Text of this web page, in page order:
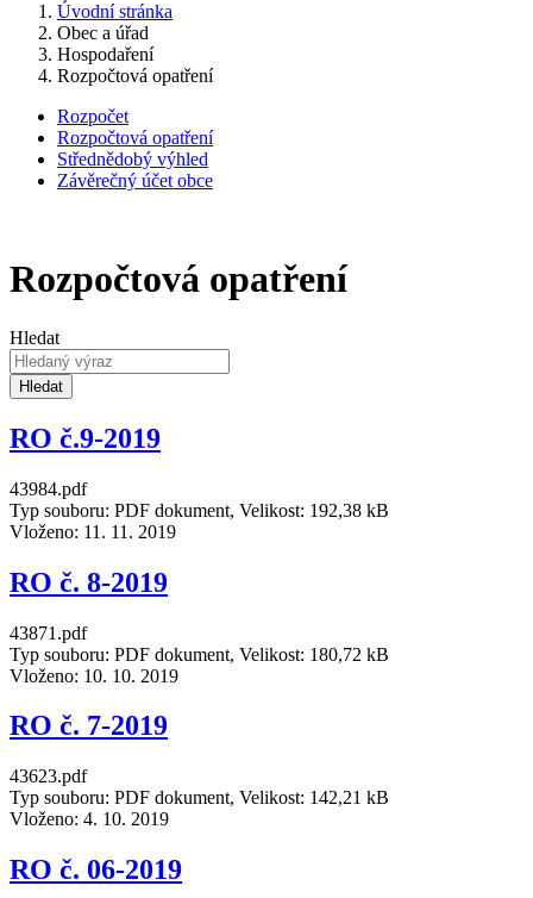
Úvodní stránka
Obec a úřad
Hospodaření
Rozpočtová opatření
Rozpočet
Rozpočtová opatření
Střednědobý výhled
Závěrečný účet obce
Rozpočtová opatření
Hledat
Hledat
RO č.9-2019
43984.pdf
Typ souboru: PDF dokument, Velikost: 192,38 kB
Vloženo: 11. 11. 2019
RO č. 8-2019
43871.pdf
Typ souboru: PDF dokument, Velikost: 180,72 kB
Vloženo: 10. 10. 2019
RO č. 7-2019
43623.pdf
Typ souboru: PDF dokument, Velikost: 142,21 kB
Vloženo: 4. 10. 2019
RO č. 06-2019